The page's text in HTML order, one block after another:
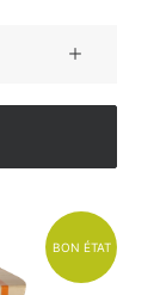
BON ÉTAT